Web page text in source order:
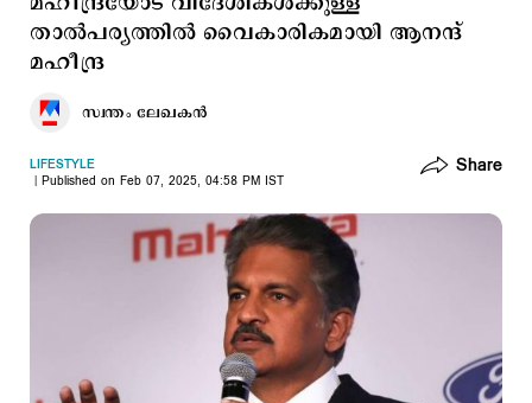
താല്‍പര്യത്തില്‍ വൈകാരികമായി ആനന്ദ്
മഹീന്ദ്ര
സ്വന്തം ലേഖകൻ
LIFESTYLE
Published on Feb 07, 2025, 04:58 PM IST
Share